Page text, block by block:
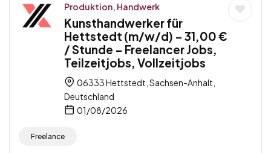
Produktion, Handwerk
Kunsthandwerker für
Hettstedt (m/w/d) – 31,00 €
/ Stunde – Freelancer Jobs,
Teilzeitjobs, Vollzeitjobs
06333 Hettstedt, Sachsen-Anhalt,
Deutschland
01/08/2026
Freelance